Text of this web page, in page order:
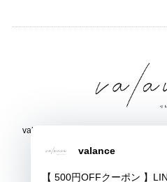
valance 福井｜レディース セレクトシ
福井県鯖江市三六